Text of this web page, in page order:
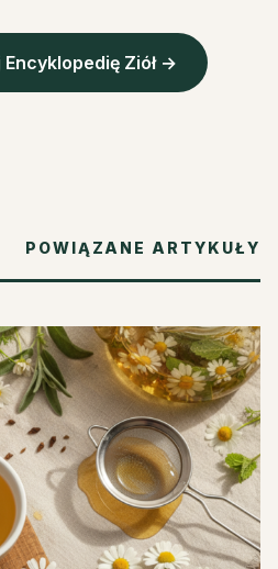
Encyklopedię Ziół →
POWIĄZANE ARTYKUŁY